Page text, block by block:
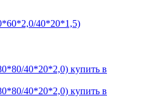
40*20*1,5)